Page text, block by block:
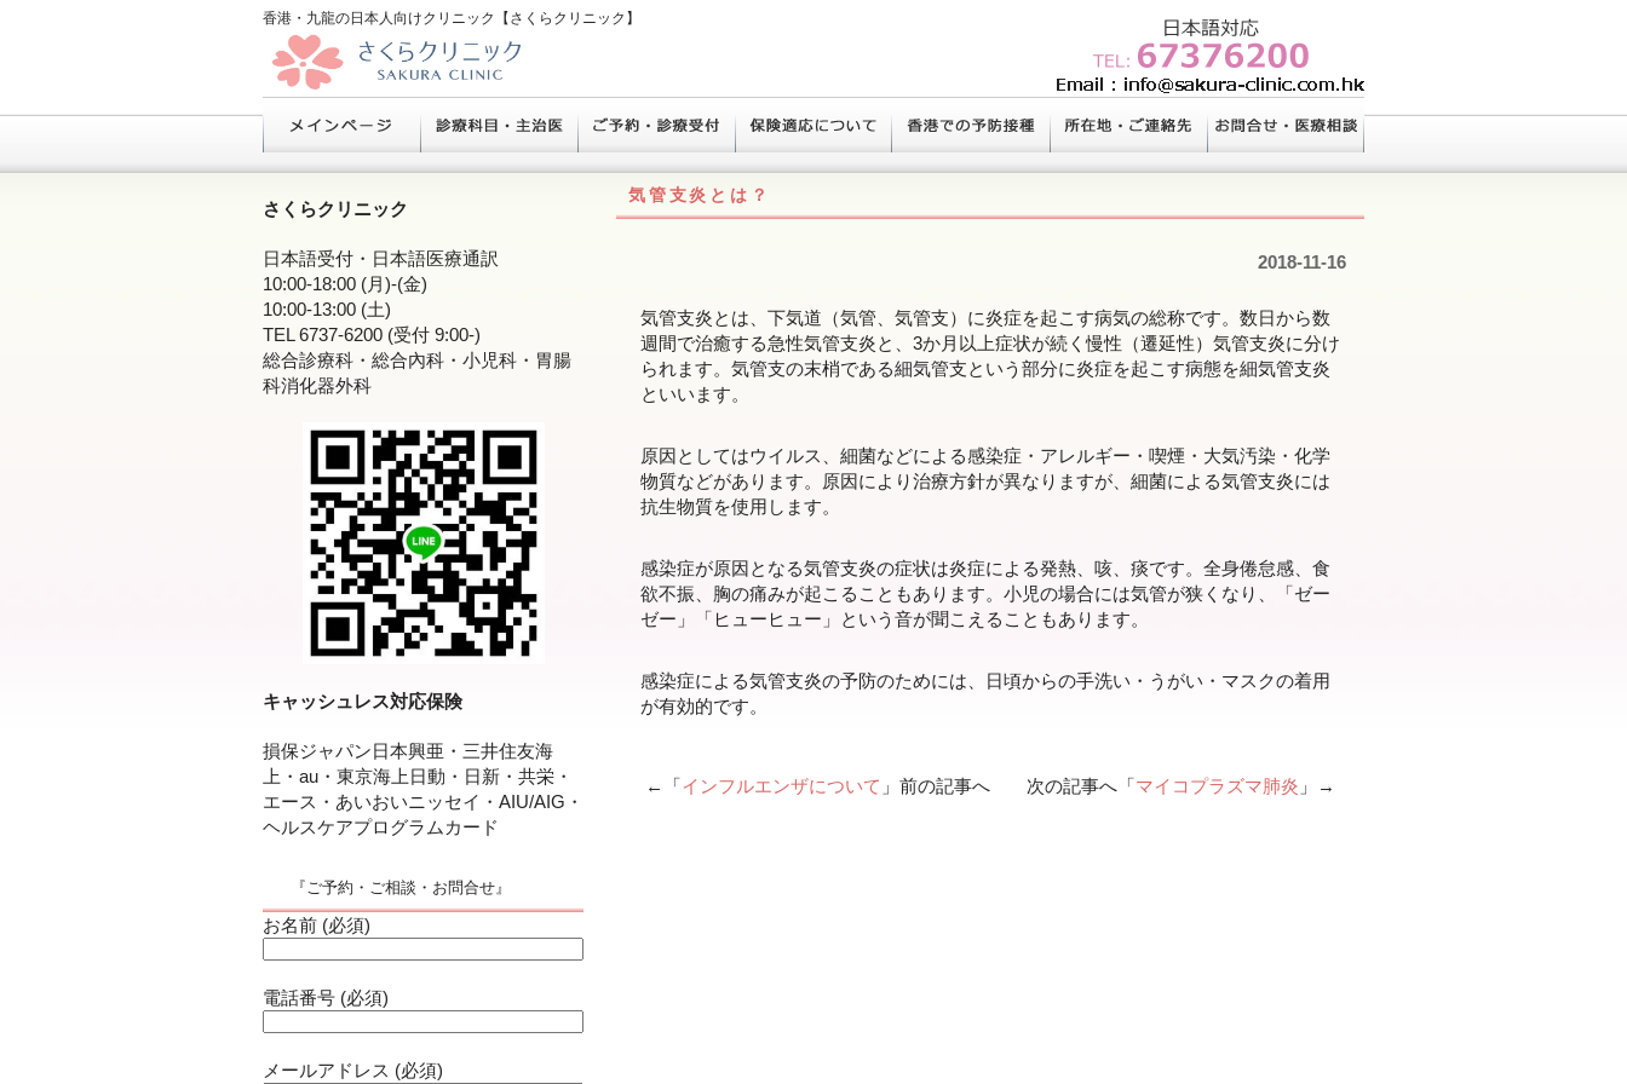
香港・九龍の日本人向けクリニック【さくらクリニック】
気管支炎とは？
2018-11-16
気管支炎とは、下気道（気管、気管支）に炎症を起こす病気の総称です。数日から数
週間で治癒する急性気管支炎と、3か月以上症状が続く慢性（遷延性）気管支炎に分け
られます。気管支の末梢である細気管支という部分に炎症を起こす病態を細気管支炎
といいます。
原因としてはウイルス、細菌などによる感染症・アレルギー・喫煙・大気汚染・化学
物質などがあります。原因により治療方針が異なりますが、細菌による気管支炎には
抗生物質を使用します。
感染症が原因となる気管支炎の症状は炎症による発熱、咳、痰です。全身倦怠感、食
欲不振、胸の痛みが起こることもあります。小児の場合には気管が狭くなり、「ゼー
ゼー」「ヒューヒュー」という音が聞こえることもあります。
感染症による気管支炎の予防のためには、日頃からの手洗い・うがい・マスクの着用
が有効的です。
←「インフルエンザについて 」前の記事へ 次の記事へ「マイコプラズマ肺炎 」→
さくらクリニック
日本語受付・日本語医療通訳
10:00-18:00 (月)-(金)
10:00-13:00 (土)
TEL 6737-6200 (受付 9:00-)
総合診療科・総合內科・小児科・胃腸
科消化器外科
キャッシュレス対応保険
損保ジャパン日本興亜・三井住友海
上・au・東京海上日動・日新・共栄・
エース・あいおいニッセイ・AIU/AIG・
ヘルスケアプログラムカード
『ご予約・ご相談・お問合せ』
お名前 (必須)
電話番号 (必須)
メールアドレス (必須)